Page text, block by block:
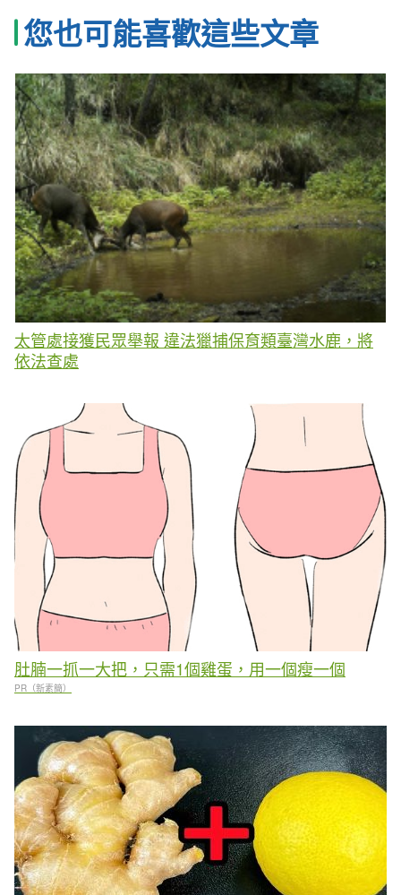
您也可能喜歡這些文章
太管處接獲民眾舉報 違法獵捕保育類臺灣水鹿，將
依法查處
肚腩一抓一大把，只需1個雞蛋，用一個瘦一個
PR（新素簡）